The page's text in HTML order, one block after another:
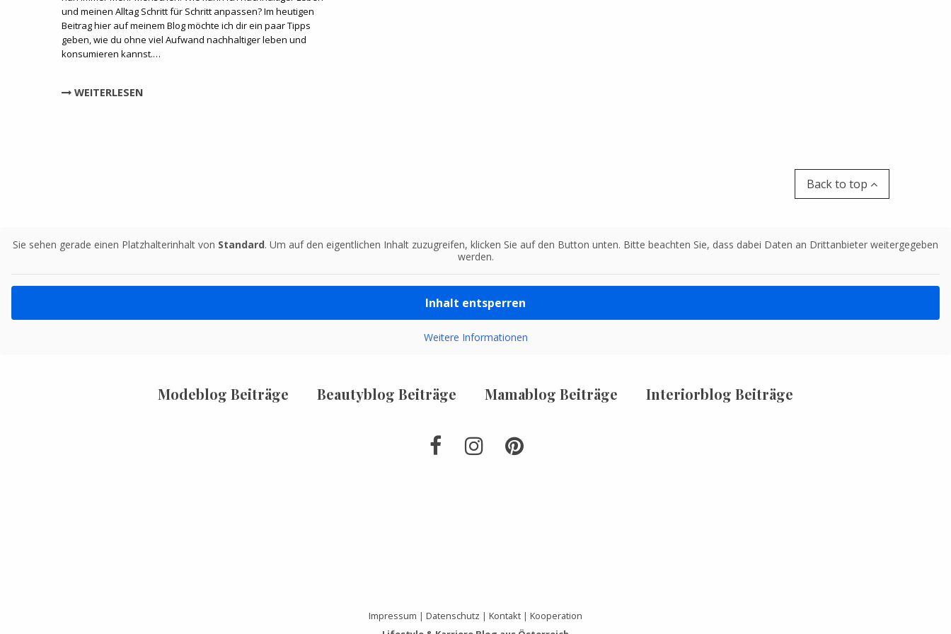
und meinen Alltag Schritt für Schritt anpassen? Im heutigen
Beitrag hier auf meinem Blog möchte ich dir ein paar Tipps
geben, wie du ohne viel Aufwand nachhaltiger leben und
konsumieren kannst.…
WEITERLESEN
Back to top
Sie sehen gerade einen Platzhalterinhalt von Standard. Um auf den eigentlichen Inhalt zuzugreifen, klicken Sie auf den Button unten. Bitte beachten Sie, dass dabei Daten an Drittanbieter weitergegeben
werden.
Inhalt entsperren
Weitere Informationen
Modeblog Beiträge Beautyblog Beiträge Mamablog Beiträge Interiorblog Beiträge
Impressum | Datenschutz | Kontakt | Kooperation